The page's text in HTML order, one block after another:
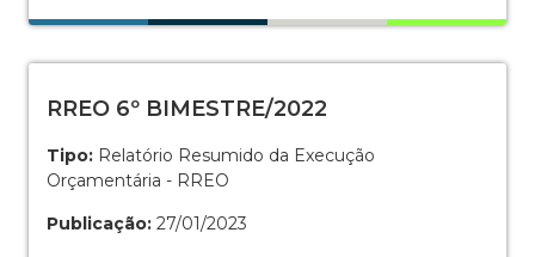
RREO 6º BIMESTRE/2022
Tipo: Relatório Resumido da Execução
Orçamentária - RREO
Publicação: 27/01/2023